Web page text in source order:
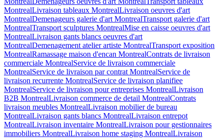
MontrealLivraison tableaux MontrealLivraison oeuvres d'art
MontrealDemenageurs galerie d'art MontrealTransport galerie d'art
MontrealTransport sculptures MontrealMise en caisse oeuvres d'art
MontrealLivraison gants blancs oeuvres d'art
MontrealDemenagement atelier artiste MontrealTransport exposition
MontrealRamassage maison d'encan MontrealContrats de livraison
commerciale MontrealService de livraison commerciale
MontrealService de livraison par contrat MontrealService de
livraison recurrente MontrealService de livraison planifiee
MontrealService de livraison pour entreprises MontrealLivraison
B2B MontrealLivraison commerce de detail MontrealContrats
livraison meubles MontrealLivraison mobilier de bureau
MontrealLivraison gants blancs MontrealLivraison entrepot
MontrealLivraison inventaire MontrealLivraison pour gestionnaires
immobiliers MontrealLivraison home staging MontrealLivraison